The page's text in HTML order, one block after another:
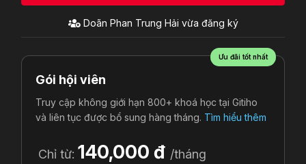
Doãn Phan Trung Hải vừa đăng ký
Ưu đãi tốt nhất
Gói hội viên
Truy cập không giới hạn 800+ khoá học tại Gitiho
và liên tục được bổ sung hàng tháng. Tìm hiểu thêm
Chỉ từ: 140,000 đ /tháng